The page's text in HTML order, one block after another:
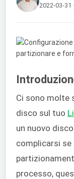
2022-03-31
Ci sono molte
disco sul tuo
un nuovo
complicarsi
processo,